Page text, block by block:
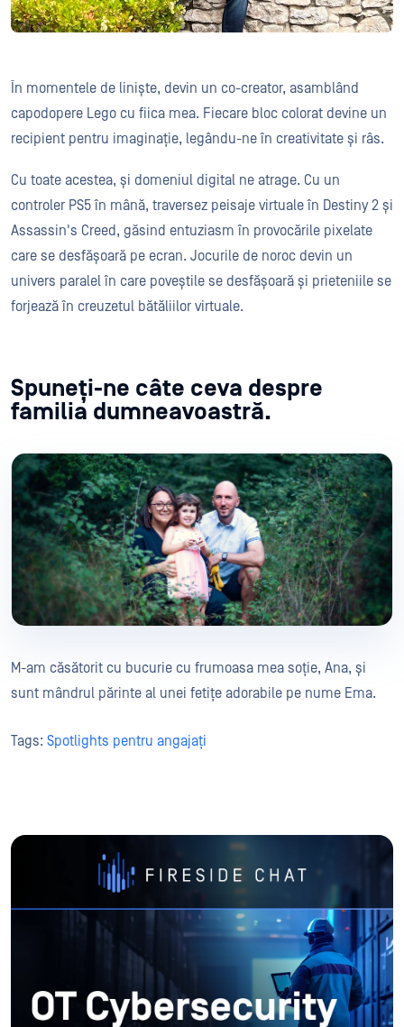
În momentele de liniște, devin un co-creator, asamblând
capodopere Lego cu fiica mea. Fiecare bloc colorat devine un
recipient pentru imaginație, legându-ne în creativitate și râs.
Cu toate acestea, și domeniul digital ne atrage. Cu un
controler PS5 în mână, traversez peisaje virtuale în Destiny 2 și
Assassin's Creed, găsind entuziasm în provocările pixelate
care se desfășoară pe ecran. Jocurile de noroc devin un
univers paralel în care poveștile se desfășoară și prieteniile se
forjează în creuzetul bătăliilor virtuale.
Spuneți-ne câte ceva despre
familia dumneavoastră.
M-am căsătorit cu bucurie cu frumoasa mea soție, Ana, și
sunt mândrul părinte al unei fetițe adorabile pe nume Ema.
Tags: Spotlights pentru angajați